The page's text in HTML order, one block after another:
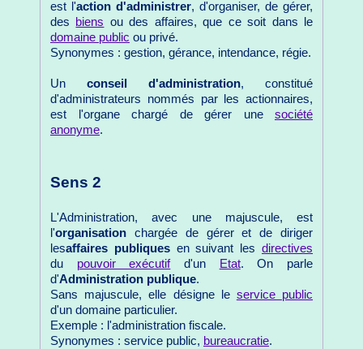
est l'action d'administrer, d'organiser, de gérer,
des biens ou des affaires, que ce soit dans le
domaine public ou privé.
Synonymes : gestion, gérance, intendance, régie.
Un conseil d'administration, constitué
d'administrateurs nommés par les actionnaires,
est l'organe chargé de gérer une société
anonyme.
Sens 2
L'Administration, avec une majuscule, est
l'organisation chargée de gérer et de diriger
lesaffaires publiquesen suivant lesdirectives
du pouvoir exécutifd'un Etat. On parle
d'Administration publique.
Sans majuscule, elle désigne le service public
d'un domaine particulier.
Exemple : l'administration fiscale.
Synonymes : service public, bureaucratie.